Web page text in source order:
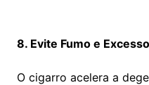
8. Evite Fumo e
O cigarro acelera a